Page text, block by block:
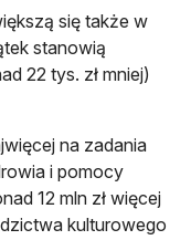
się także w
stanowią
22 tys. zł mniej)
na zadania
i pomocy
12 mln zł więcej
kulturowego